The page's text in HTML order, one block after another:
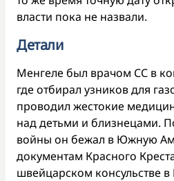
власти пока не назвали.
Детали
Менгеле был врачом СС в
где отбирал узников для
проводил жестокие
над детьми и близнецами.
войны он бежал в Южную
документам Красного
швейцарском консульстве в